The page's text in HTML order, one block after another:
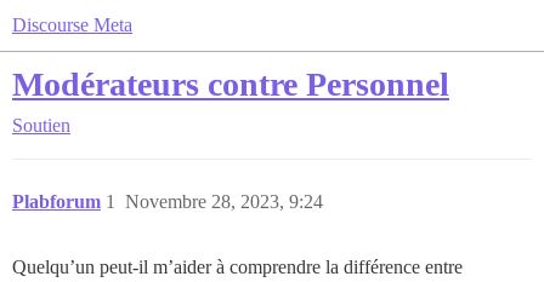
Discourse Meta
Modérateurs contre Personnel
Soutien
Plabforum Novembre 28, 2023, 9:24
1
Quelqu’un peut-il m’aider à comprendre la différence entre